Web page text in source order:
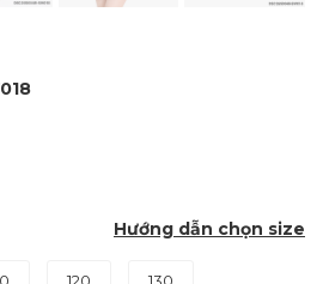
Hướng dẫn chọn size